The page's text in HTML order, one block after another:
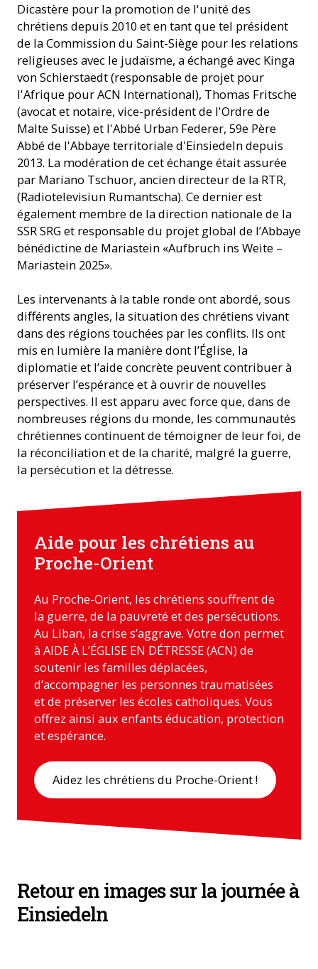
Dicastère pour la promotion de l'unité des
chrétiens depuis 2010 et en tant que tel président
de la Commission du Saint-Siège pour les relations
religieuses avec le judaïsme, a échangé avec Kinga
von Schierstaedt (responsable de projet pour
l'Afrique pour ACN International), Thomas Fritsche
(avocat et notaire, vice-président de l'Ordre de
Malte Suisse) et l'Abbé Urban Federer, 59e Père
Abbé de l'Abbaye territoriale d'Einsiedeln depuis
2013. La modération de cet échange était assurée
par Mariano Tschuor, ancien directeur de la RTR,
(Radiotelevisiun Rumantscha). Ce dernier est
également membre de la direction nationale de la
SSR SRG et responsable du projet global de l’Abbaye
bénédictine de Mariastein «Aufbruch ins Weite –
Mariastein 2025».
Les intervenants à la table ronde ont abordé, sous
différents angles, la situation des chrétiens vivant
dans des régions touchées par les conflits. Ils ont
mis en lumière la manière dont l’Église, la
diplomatie et l’aide concrète peuvent contribuer à
préserver l’espérance et à ouvrir de nouvelles
perspectives. Il est apparu avec force que, dans de
nombreuses régions du monde, les communautés
chrétiennes continuent de témoigner de leur foi, de
la réconciliation et de la charité, malgré la guerre,
la persécution et la détresse.
Aide pour les chrétiens au
Proche-Orient
Au Proche-Orient, les chrétiens souffrent de
la guerre, de la pauvreté et des persécutions.
Au Liban, la crise s’aggrave. Votre don permet
à AIDE À L’ÉGLISE EN DÉTRESSE (ACN) de
soutenir les familles déplacées,
d’accompagner les personnes traumatisées
et de préserver les écoles catholiques. Vous
offrez ainsi aux enfants éducation, protection
et espérance.
Aidez les chrétiens du Proche-Orient !
Retour en images sur la journée à
Einsiedeln